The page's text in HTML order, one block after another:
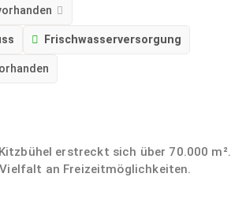
Frischwasserversorgung
erstreckt sich über 70.000 m².
an Freizeitmöglichkeiten.